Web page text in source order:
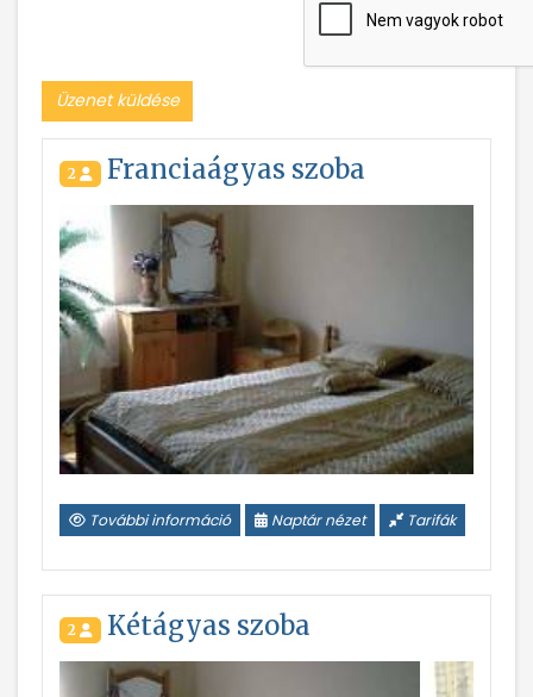
Üzenet küldése
2 Franciaágyas szoba
További információ Naptár nézet Tarifák
2 Kétágyas szoba